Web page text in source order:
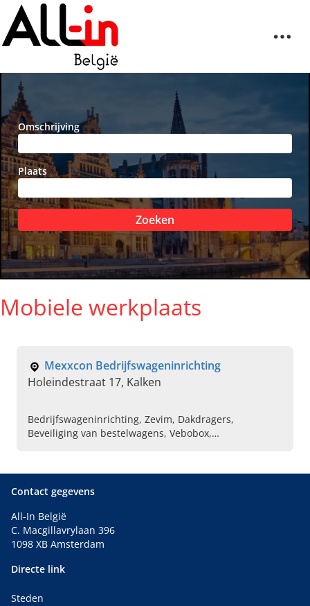
Omschrijving
Plaats
Zoeken
Mobiele werkplaats
Mexxcon Bedrijfswageninrichting
Holeindestraat 17, Kalken
Bedrijfswageninrichting, Zevim, Dakdragers,
Beveiliging van bestelwagens, Vebobox,
Contact gegevens
All-In België
C. Macgillavrylaan 396
1098 XB Amsterdam
Directe link
Steden